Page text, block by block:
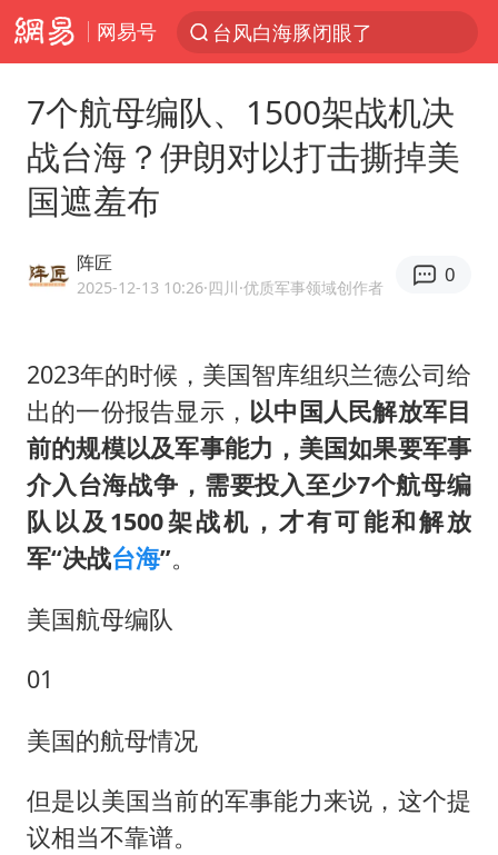
网易号
台风白海豚闭眼了
香港宏福苑火灾或由烟头引起
浙江台州《告全体市民书》
陕西柞水泥石流已致2死 仍有1人失联
多所高校取消艺考
网约车司机充电时猝死保险拒赔
店主称换“青海拉面”招牌后生意更好
上半年国内居民出游人次34.63亿
今年第二强台风将带来多大影响
习近平心系体育强国建设
7个航母编队、1500架战机决
战台海？伊朗对以打击撕掉美
国遮羞布
阵匠
2025-12-13 10:26·四川·优质军事领域创作者
0
2023年的时候，美国智库组织兰德公司给
出的一份报告显示， 以中国人民解放军目
前的规模以及军事能力，美国如果要军事
介入台海战争，需要投入至少7个航母编
队以及1500架战机，才有可能和解放
军“决战台海”。
美国航母编队
01
美国的航母情况
但是以美国当前的军事能力来说，这个提
议相当不靠谱。